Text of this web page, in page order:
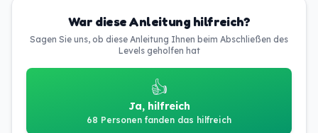
War diese Anleitung hilfreich?
Sagen Sie uns, ob diese Anleitung Ihnen beim Abschließen des
Levels geholfen hat
👍
Ja, hilfreich
68 Personen fanden das hilfreich